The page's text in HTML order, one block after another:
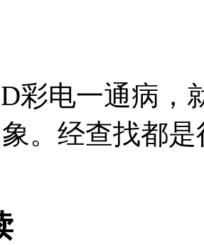
彩电一通病，
。经查找都